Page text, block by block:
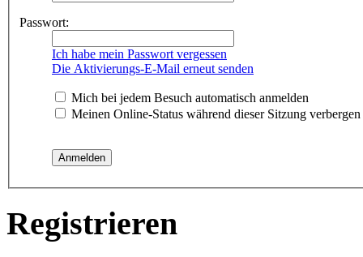
Passwort:
Ich habe mein Passwort vergessen
Die Aktivierungs-E-Mail erneut senden
Mich bei jedem Besuch automatisch anmelden
Meinen Online-Status während dieser Sitzung verbergen
Registrieren